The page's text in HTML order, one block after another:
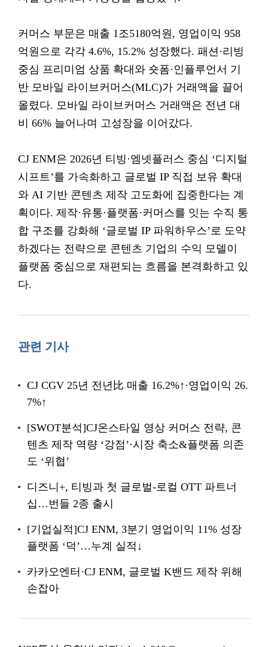
커머스 부문은 매출 1조5180억원, 영업이익 958
억원으로 각각 4.6%, 15.2% 성장했다. 패션·리빙
중심 프리미엄 상품 확대와 숏폼·인플루언서 기
반 모바일 라이브커머스(MLC)가 거래액을 끌어
올렸다. 모바일 라이브커머스 거래액은 전년 대
비 66% 늘어나며 고성장을 이어갔다.
CJ ENM은 2026년 티빙·엠넷플러스 중심 ‘디지털
시프트’를 가속화하고 글로벌 IP 직접 보유 확대
와 AI 기반 콘텐츠 제작 고도화에 집중한다는 계
획이다. 제작·유통·플랫폼·커머스를 잇는 수직 통
합 구조를 강화해 ‘글로벌 IP 파워하우스’로 도약
하겠다는 전략으로 콘텐츠 기업의 수익 모델이
플랫폼 중심으로 재편되는 흐름을 본격화하고 있
다.
관련 기사
CJ CGV 25년 전년比 매출 16.2%↑·영업이익 26.
7%↑
[SWOT분석]CJ온스타일 영상 커머스 전략, 콘
텐츠 제작 역량 ‘강점’·시장 축소&플랫폼 의존
도 ‘위협’
디즈니+, 티빙과 첫 글로벌-로컬 OTT 파트너
십…번들 2종 출시
[기업실적]CJ ENM, 3분기 영업이익 11% 성장
플랫폼 ‘덕’…누계 실적↓
카카오엔터·CJ ENM, 글로벌 K밴드 제작 위해
손잡아